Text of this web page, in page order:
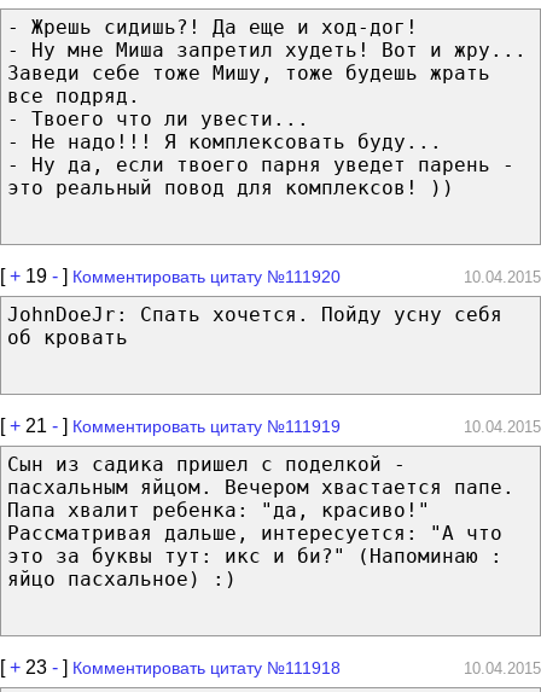
- Жрешь сидишь?! Да еще и ход-дог!
- Ну мне Миша запретил худеть! Вот и жру...
Заведи себе тоже Мишу, тоже будешь жрать
все подряд.
- Твоего что ли увести...
- Не надо!!! Я комплексовать буду...
- Ну да, если твоего парня уведет парень -
это реальный повод для комплексов! ))
[+ 19 - ] Комментировать цитату №111920 10.04.2015
JohnDoeJr: Спать хочется. Пойду усну себя
об кровать
[+ 21 - ] Комментировать цитату №111919 10.04.2015
Сын из садика пришел с поделкой -
пасхальным яйцом. Вечером хвастается папе.
Папа хвалит ребенка: "да, красиво!"
Рассматривая дальше, интересуется: "А что
это за буквы тут: икс и би?" (Напоминаю :
яйцо пасхальное) :)
[+ 23 - ] Комментировать цитату №111918 10.04.2015